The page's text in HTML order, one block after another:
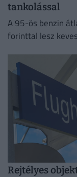
tankolással
A 95-ös benzin
forinttal lesz
Rejtélyes